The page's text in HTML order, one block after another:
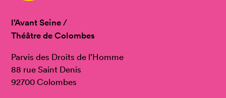
l’Avant Seine /
Théâtre de Colombes
Parvis des Droits de l’Homme
88 rue Saint Denis
92700 Colombes